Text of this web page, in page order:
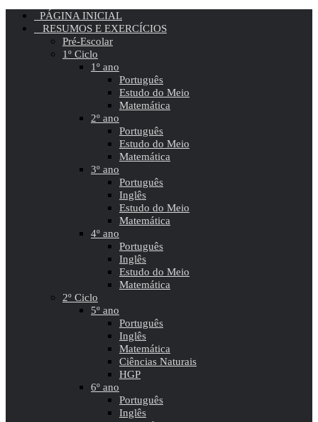
PÁGINA INICIAL
RESUMOS E EXERCÍCIOS
Pré-Escolar
1º Ciclo
1º ano
Português
Estudo do Meio
Matemática
2º ano
Português
Estudo do Meio
Matemática
3º ano
Português
Inglês
Estudo do Meio
Matemática
4º ano
Português
Inglês
Estudo do Meio
Matemática
2º Ciclo
5º ano
Português
Inglês
Matemática
Ciências Naturais
HGP
6º ano
Português
Inglês